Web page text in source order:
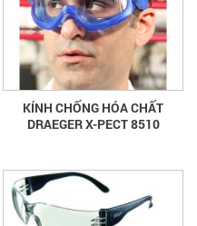
KÍNH CHỐNG HÓA CHẤT
DRAEGER X-PECT 8510